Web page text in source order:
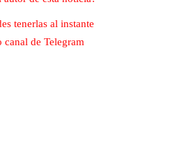
tenerlas al instante
canal de Telegram